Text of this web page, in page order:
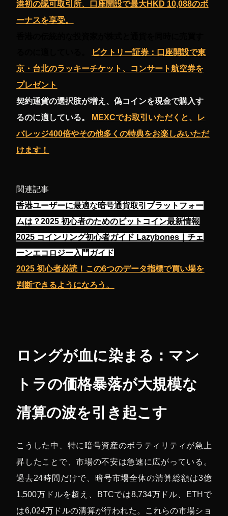
港初の認可取引所、口座開設で最大HKD 10,088のボ
ーナスを享受。
ビクトリー証券：口座開設で東
京・台北のラッキーチケット、コンサート航空券を
プレゼント
契約通貨の選択肢が増え、偽コインを現金で購入す
るのに適している。
MEXCでお取引いただくと、レ
バレッジ400倍やその他多くの特典をお楽しみいただ
けます！
関連記事
香港ユーザーに最適な暗号通貨取引プラットフォー
ムは？2025 初心者のためのビットコイン最新情報
2025 コインリング初心者ガイド Lazybones｜チェ
ーンエコロジー入門ガイド
2025 初心者必読！この6つのデータ指標で買い場を
判断できるようになろう。
ロングが血に染まる：マン
トラの価格暴落が大規模な
清算の波を引き起こす
こうした中、特に暗号資産のボラティリティが急上
昇したことで、市場の不安は急速に広がっている。
過去24時間だけで、暗号市場全体の清算総額は3億
1,500万ドルを超え、BTCでは8,734万ドル、ETHで
は6,024万ドルの清算が行われた。これらの市場ショ